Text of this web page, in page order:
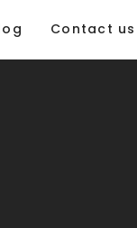
Contact us